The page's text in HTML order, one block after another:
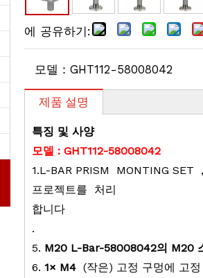
에 공유하기:
모델： GHT112-58008042
제품 설명
특징 및 사양
모델 : GHT112-58008042
1.L-BAR PRISM MONTING SET
프로젝트를 처리
합니다
.
5. M20 L-Bar-58008042의 M20
6. 1× M4 (작은) 고정 구멍에 고